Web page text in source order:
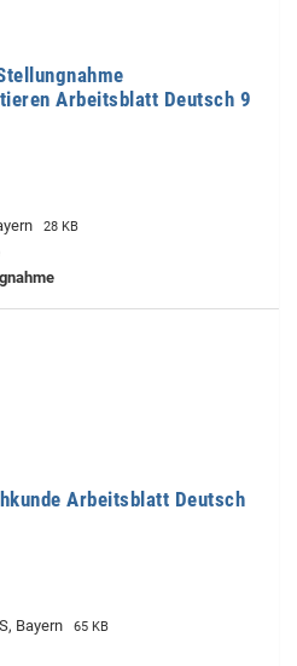
Arbeitsblatt Deutsch 9
28 KB
Arbeitsblatt Deutsch
Bayern 65 KB